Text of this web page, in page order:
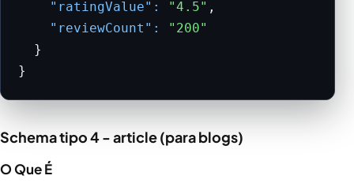
"ratingValue":
"4.5" ,
"reviewCount":
"200"
  }
}
Schema tipo 4 - article (para blogs)
O Que É